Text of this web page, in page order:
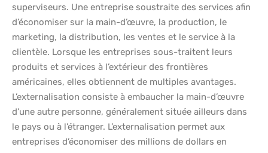
superviseurs. Une entreprise soustraite des services afin
d’économiser sur la main-d’œuvre, la production, le
marketing, la distribution, les ventes et le service à la
clientèle. Lorsque les entreprises sous-traitent leurs
produits et services à l’extérieur des frontières
américaines, elles obtiennent de multiples avantages.
L’externalisation consiste à embaucher la main-d’œuvre
d’une autre personne, généralement située ailleurs dans
le pays ou à l’étranger. L’externalisation permet aux
entreprises d’économiser des millions de dollars en